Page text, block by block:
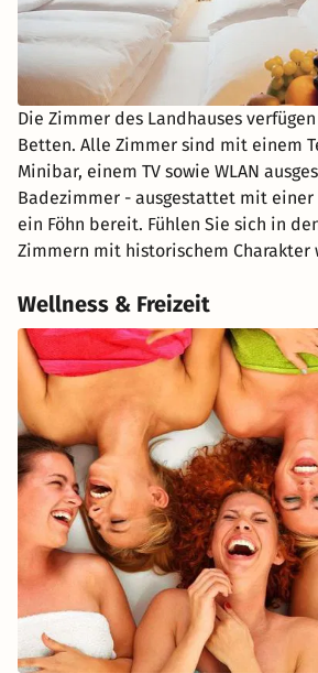
Die Zimmer des Landhauses
Betten. Alle Zimmer sind mit einem
Minibar, einem TV sowie WLAN
Badezimmer - ausgestattet mit einer
ein Föhn bereit. Fühlen Sie sich in
Zimmern mit historischem Charakter
Wellness & Freizeit